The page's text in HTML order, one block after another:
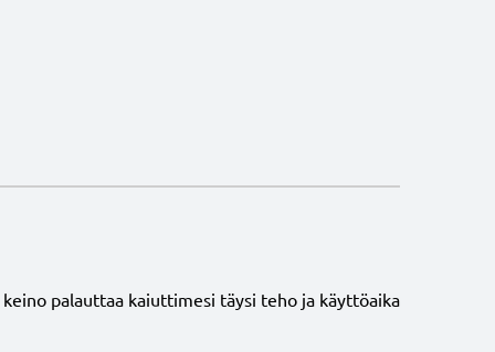
palauttaa kaiuttimesi täysi teho ja käyttöaika